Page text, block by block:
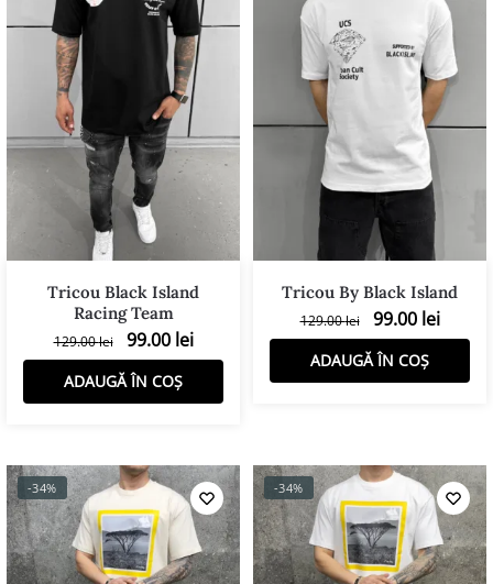
Tricou Black Island
Racing Team
129.00lei 99.00 lei
ADAUGĂ ÎN COȘ
Tricou By Black Island
129.00lei 99.00 lei
ADAUGĂ ÎN COȘ
-34% -34%